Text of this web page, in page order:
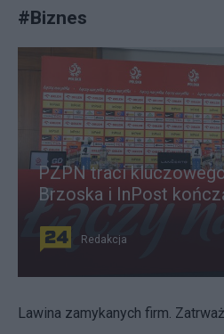
#Biznes
PZPN traci
Brzoska i InPost
Redakcja
Lawina zamykanych firm.